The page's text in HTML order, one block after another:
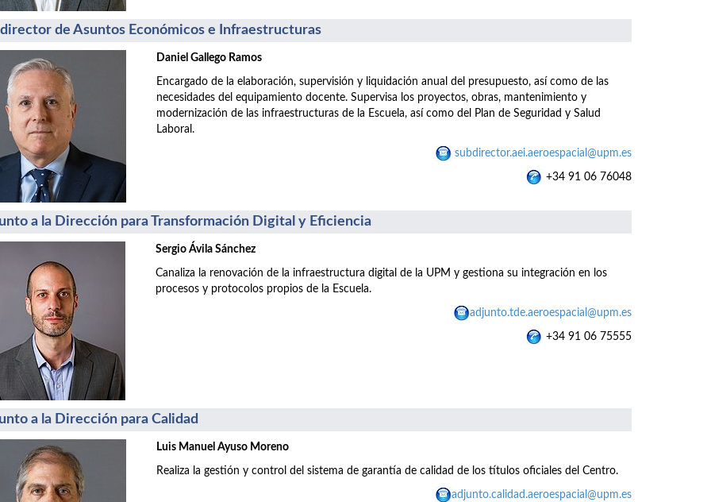
de Asuntos Económicos e Infraestructuras
Daniel Gallego Ramos
Encargado de la elaboración, supervisión y liquidación anual del presupuesto, así como de las
necesidades del equipamiento docente. Supervisa los proyectos, obras, mantenimiento y
modernización de las infraestructuras de la Escuela, así como del Plan de Seguridad y Salud
Laboral.
subdirector.aei.aeroespacial@upm.es
+34 91 06 76048
a la Dirección para Transformación Digital y Eficiencia
Sergio Ávila Sánchez
Canaliza la renovación de la infraestructura digital de la UPM y gestiona su integración en los
procesos y protocolos propios de la Escuela.
adjunto.tde.aeroespacial@upm.es
+34 91 06 75555
a la Dirección para Calidad
Luis Manuel Ayuso Moreno
Realiza la gestión y control del sistema de garantía de calidad de los títulos oficiales del Centro.
adjunto.calidad.aeroespacial@upm.es